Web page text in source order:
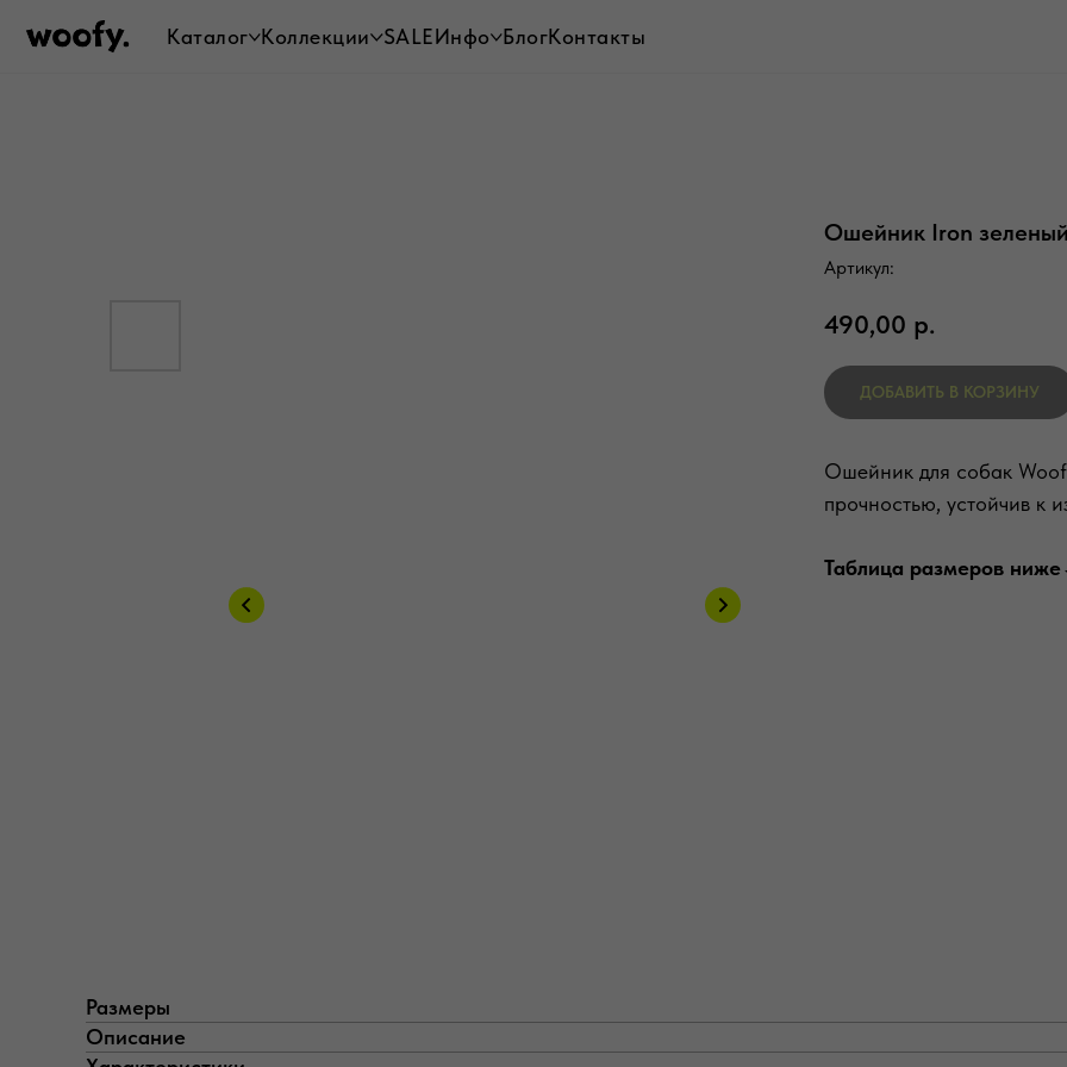
Каталог Коллекции SALEИнфо БлогКонтакты
Ошейник Iron
Артикул:
490,00 р.
ДОБАВИТЬ В КОРЗИНУ
Ошейник для собак
прочностью, устойчив к
Таблица размеров ниже
Размеры
Описание